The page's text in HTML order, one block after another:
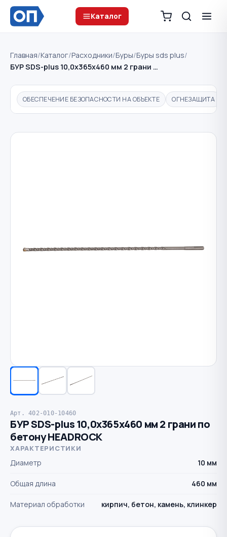
Каталог
Главная/Каталог/Расходники/Буры/Буры sds plus/
БУР SDS-plus 10,0х365х460 мм 2 грани …
ОБЕСПЕЧЕНИЕ БЕЗОПАСНОСТИ НА ОБЪЕКТЕ ОГНЕЗАЩИТА
Арт. 402-010-10460
БУР SDS-plus 10,0х365х460 мм 2 грани по
бетону HEADROCK
ХАРАКТЕРИСТИКИ
Диаметр 10 мм
Общая длина 460 мм
Материал обработки кирпич, бетон, камень, клинкер